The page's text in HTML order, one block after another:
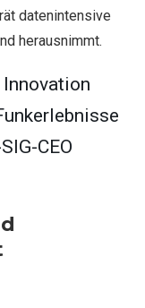
datenintensive
herausnimmt.
CEO